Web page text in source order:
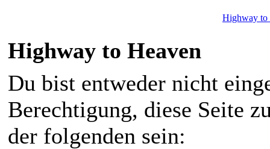
Highway to
Highway to Heaven
Du bist entweder nicht
Berechtigung, diese Seite
der folgenden sein: